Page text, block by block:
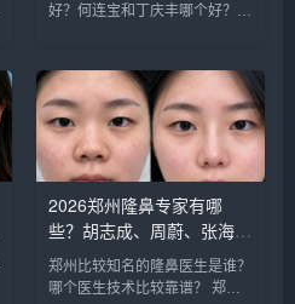
好？何连宝和丁庆丰哪个好？
丁庆丰、崔剑、张洁、王亚斌、
马云鹏、张玉辉、李海霞等，哪
个医生技术更好呢？我们一起来
分析下...
2026郑州隆鼻专家有哪
些？胡志成、周蔚、张海
洋、王启立、张鹏、李冰谁
做鼻子更好？
郑州比较知名的隆鼻医生是谁？
哪个医生技术比较靠谱？ 郑州